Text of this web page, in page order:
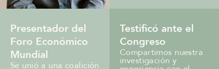
Presentador del
Foro Económico
Mundial
Se unió a una coalición
Testificó ante el
Congreso
Compartimos nuestra
investigación y